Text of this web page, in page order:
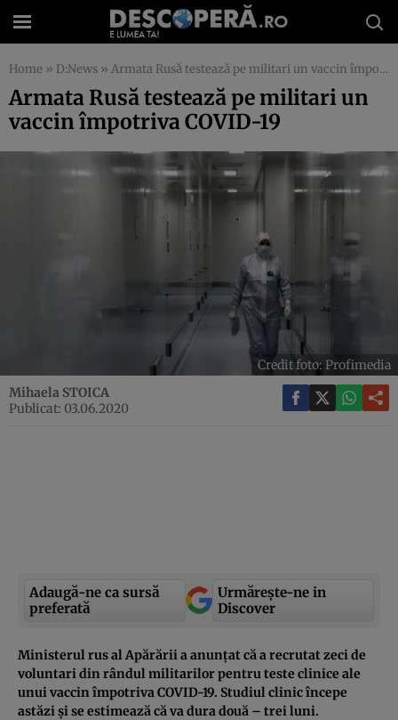
Home » D:News » Armata Rusă testează pe militari un vaccin împotriva COVID-19
Armata Rusă testează pe militari un
vaccin împotriva COVID-19
Credit foto: Profimedia
Mihaela STOICA
Publicat: 03.06.2020
Adaugă-ne ca sursă
preferată
Urmărește-ne in
Discover
Ministerul rus al Apărării a anunțat că a recrutat zeci de
voluntari din rândul militarilor pentru teste clinice ale
unui vaccin împotriva COVID-19. Studiul clinic începe
astăzi și se estimează că va dura două – trei luni.